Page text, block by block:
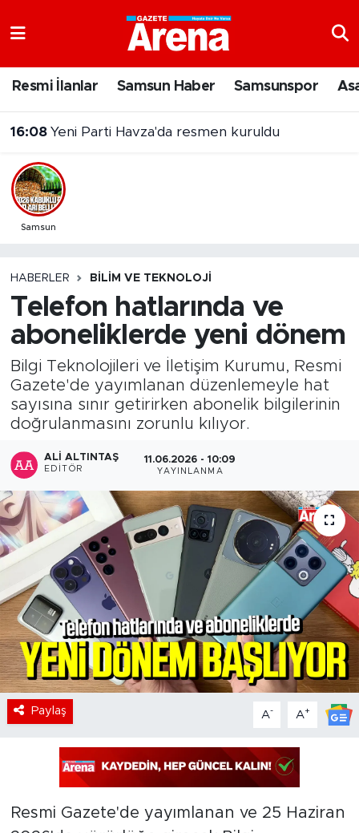
Resmi İlanlar Samsun Haber Samsunspor
16:08 Yeni Parti Havza'da resmen kuruldu
Samsun
HABERLER BILIM VE TEKNOLOJI
Telefon hatlarında ve
aboneliklerde yeni dönem
Bilgi Teknolojileri ve İletişim Kurumu, Resmi
Gazete'de yayımlanan düzenlemeyle hat
sayısına sınır getirirken abonelik bilgilerinin
doğrulanmasını zorunlu kılıyor.
ALI ALTINTAŞ
EDITÖR
11.06.2026 - 10:09
YAYINLANMA
Paylaş A- A+
Resmi Gazete'de yayımlanan ve 25 Haziran
Trafik Durumu
Süper Lig Puan Durumu ve Fikstür
Son Dakika Haberleri
Haber Arşivi